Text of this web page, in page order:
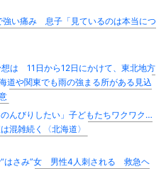
い痛み 息子「見ているのは本当につ
想は 11日から12日にかけて、東北地方
や関東でも雨の強まる所がある見込
んびりしたい」子どもたちワクワク…
混雑続く〈北海道〉
“はさみ”女 男性4人刺される 救急ヘ